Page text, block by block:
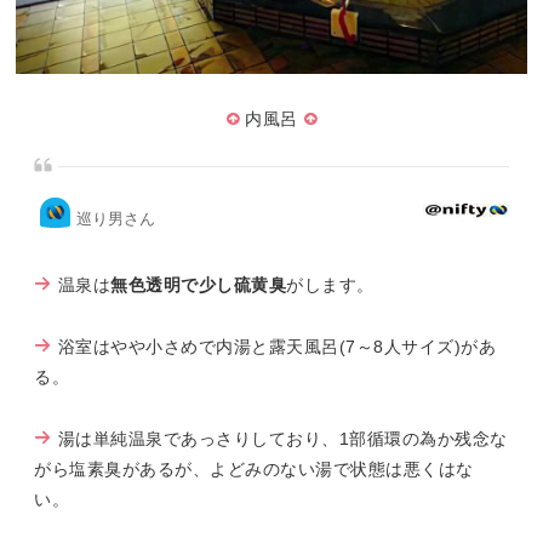
内風呂
巡り男さん
温泉は無色透明で少し硫黄臭がします。
浴室はやや小さめで内湯と露天風呂(7～8人サイズ)があ
る。
湯は単純温泉であっさりしており、1部循環の為か残念な
がら塩素臭があるが、よどみのない湯で状態は悪くはな
い。